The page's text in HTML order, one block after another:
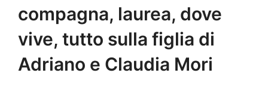
compagna, laurea, dove
vive, tutto sulla figlia di
Adriano e Claudia Mori